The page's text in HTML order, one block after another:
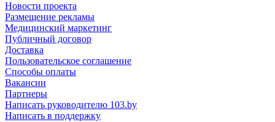
Новости проекта
Размещение рекламы
Медицинский маркетинг
Публичный договор
Доставка
Пользовательское соглашение
Способы оплаты
Вакансии
Партнеры
Написать руководителю 103.by
Написать в поддержку